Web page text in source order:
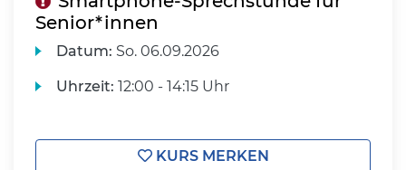
Senior*innen
Datum: So. 06.09.2026
Uhrzeit: 12:00 - 14:15 Uhr
KURS MERKEN